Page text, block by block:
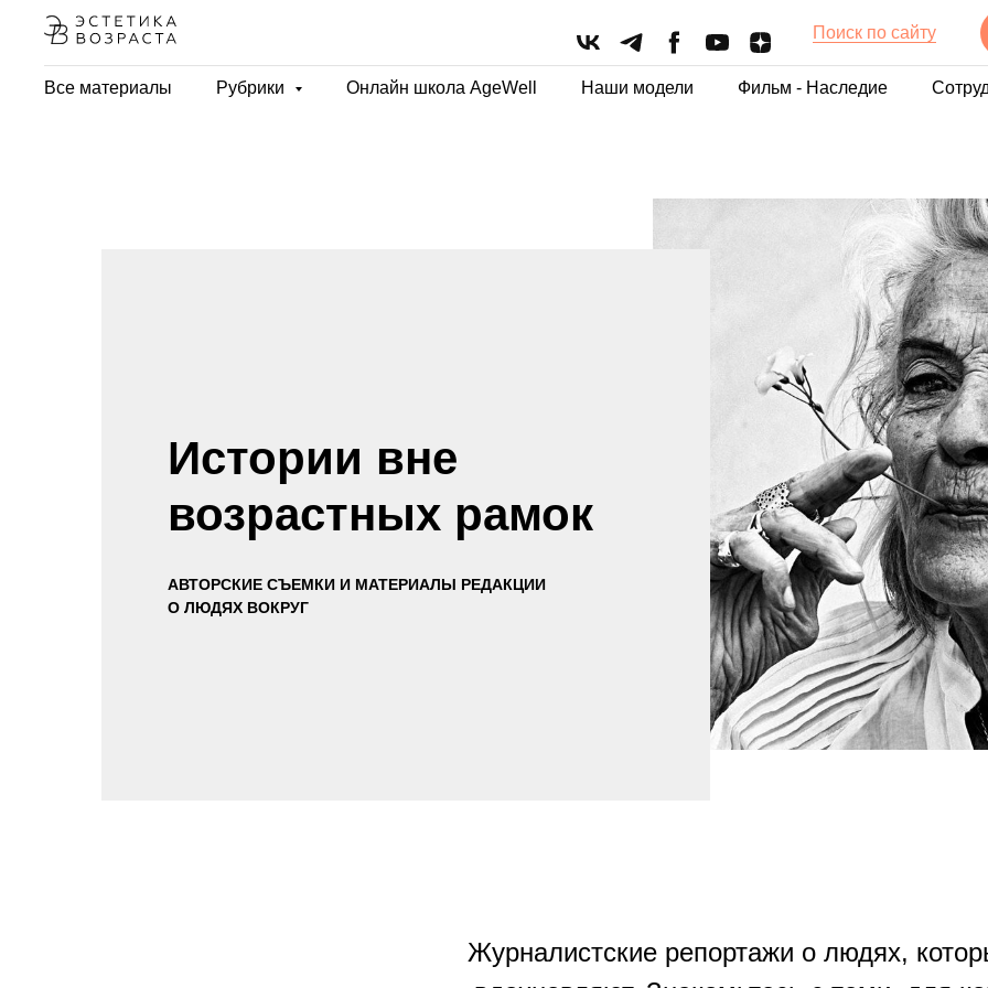
Поиск по сайту
Все материалы Рубрики Онлайн школа AgeWell Наши модели Фильм - Наследие
Истории вне
возрастных рамок
АВТОРСКИЕ СЪЕМКИ И МАТЕРИАЛЫ РЕДАКЦИИ
О ЛЮДЯХ ВОКРУГ
Журналистские репортажи о людях,